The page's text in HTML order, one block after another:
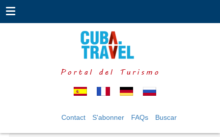
Portal del Turismo
Contact S'abonner FAQs Buscar